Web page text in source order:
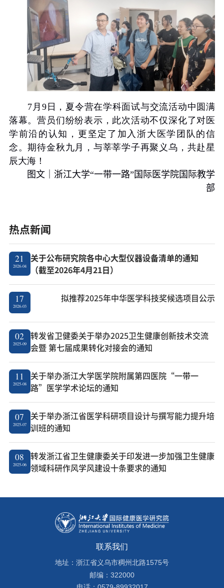
7 月 9日，夏令营在学科面试与交流活动中圆满
落幕。营员们纷纷表示，此次活动不仅深化了对医
学前沿的认知，更坚定了加入浙大医学团队的信
念。期待金秋九月，与莘莘学子再聚义乌，共赴星
辰大海！
图文｜浙江大学“一带一路”国际医学院国际教学
部
热点新闻
21
2026-04
关于公布研究院各中心大型仪器设备清单的通知
（截至2026年4月21日）
17
2026-03
拟推荐2025年中华医学科技奖候选项目公示
02
2025-09
转发省卫健委关于举办2025卫生健康创新技术交流
会暨 第七届成果转化对接会的通知
11
2025-08
关于举办浙江大学医学院附属第四医院“一带一
路”医学学术论坛的通知
07
2025-07
关于举办浙江省医学科研项目设计与撰写能力提升培
训班的通知
08
2025-06
转发浙江省卫生健康委关于印发进一步加强卫生健康
领域科研作风学风建设十条要求的通知
联系我们
地址：浙江省义乌市稠州北路1575号
邮编：322000